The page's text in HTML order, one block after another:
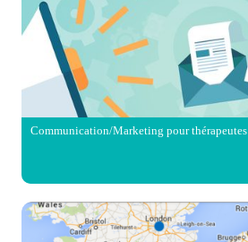
Communication/Marketing pour thérapeutes